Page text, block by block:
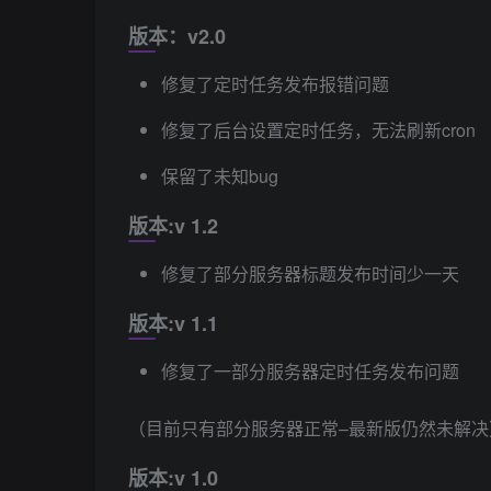
版本：v2.0
修复了定时任务发布报错问题
修复了后台设置定时任务，无法刷新cron
保留了未知bug
版本:v 1.2
修复了部分服务器标题发布时间少一天
版本:v 1.1
修复了一部分服务器定时任务发布问题
（目前只有部分服务器正常–最新版仍然未解
版本:v 1.0